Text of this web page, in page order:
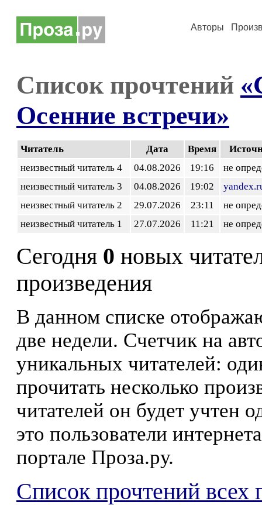
Авторы
Список прочтений
Осенние встречи»
Читатель Дата Время
неизвестный читатель 4
04.08.2026 19:16
не
неизвестный читатель 3
04.08.2026 19:02
неизвестный читатель 2
29.07.2026 23:11
не
неизвестный читатель 1
27.07.2026 11:21 не
Сегодня 0 новых
произведения
В данном списке
две недели. Счетчик на
уникальных читателей:
прочитать несколько
читателей он будет учтен
это пользователи
портале Проза.ру.
Список прочтений всех